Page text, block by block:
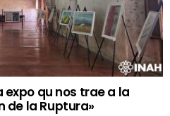
expo qu nos trae a la
de la Ruptura»